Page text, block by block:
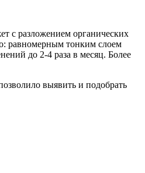
с разложением органических
равномерным тонким слоем
до 2-4 раза в месяц. Более
выявить и подобрать